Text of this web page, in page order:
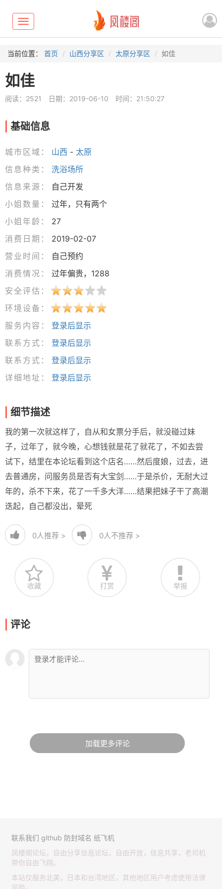
Toggle
navigation
当前位置： 首页 山西分享区 太原分享区 如佳
如佳
阅读：2521 日期：2019-06-10 时间：21:50:27
基础信息
城市区域： 山西 - 太原
信息种类：
洗浴场所
信息来源：
自己开发
小姐数量：
过年，只有两个
小姐年龄：
27
消费日期：
2019-02-07
营业时间：
自己预约
消费情况：
过年偏贵，1288
安全评估：
环境设备：
服务内容：
登录后显示
联系方式：
登录后显示
联系方式：
登录后显示
详细地址：
登录后显示
细节描述
我的第一次就这样了，自从和女票分手后，就没碰过妹
子，过年了，就今晚，心想钱就是花了就花了，不如去尝
试下，结里在本论坛看到这个店名……然后度娘，过去，进
去普通房，问服务员是否有大宝剑……于是杀价，无耐大过
年的，杀不下来，花了一千多大洋……结果把妹子干了高潮
迭起，自己都没出，晕死
0人推荐 > 0人不推荐 >
收藏 打赏 举报
评论
加载更多评论
联系我们 github 防封域名 纸飞机
凤楼阁论坛，自由分享信息论坛，自由开放，信息共享，老司机
带你自由飞翔。
本站仅服务北美，日本和台湾地区，其他地区用户考虑使用法律
风险。